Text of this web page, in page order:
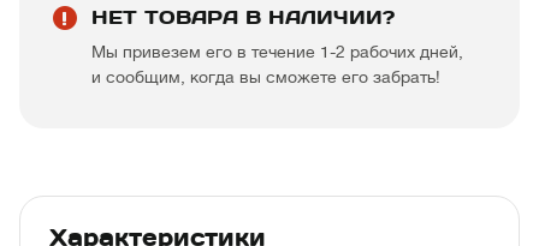
НЕТ ТОВАРА В НАЛИЧИИ?
Мы привезем его в течение 1-2 рабочих дней,
и сообщим, когда вы сможете его забрать!
Характеристики